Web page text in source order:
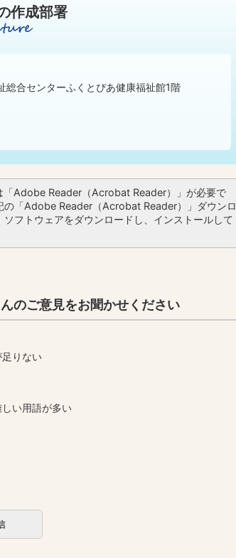
作成部署
合センターふくとぴあ健康福祉館1階
「Adobe Reader（Acrobat Reader）」が必要で
の「Adobe Reader（Acrobat Reader）」ダウンロ
フトウェアをダウンロードし、インストールして
のご意見をお聞かせください
りない
しい用語が多い